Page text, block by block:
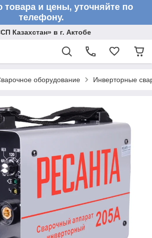
и цены, уточняйте по
телефону.
Казахстан» в г. Актобе
оборудование Инверторные